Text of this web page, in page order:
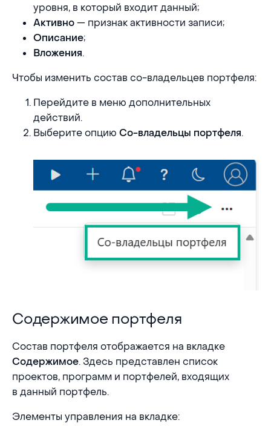
уровня, в который входит данный;
Активно — признак активности записи;
Описание;
Вложения.
Чтобы изменить состав со-владельцев портфеля:
Перейдите в меню дополнительных
действий.
Выберите опциюСо-владельцы портфеля.
Содержимое портфеля
Содержимое портфеля
Состав портфеля отображается на вкладке
Содержимое. Здесь представлен список
проектов, программ и портфелей, входящих
в данный портфель.
Элементы управления на вкладке: